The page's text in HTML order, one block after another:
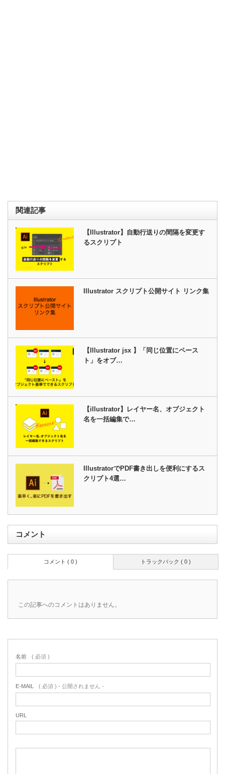
関連記事
【Illustrator】自動行送りの間隔を変更す
るスクリプト
Illustrator スクリプト公開サイト リンク集
【Illustrator jsx 】「同じ位置にペース
ト」をオブ…
【illustrator】レイヤー名、オブジェクト
名を一括編集で…
IllustratorでPDF書き出しを便利にするス
クリプト4選…
コメント
トラックバック ( 0 )
コメント ( 0 )
この記事へのコメントはありません。
名前 ( 必須 )
E-MAIL ( 必須 ) - 公開されません -
URL